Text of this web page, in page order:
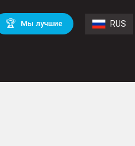
🏆 Мы лучшие RUS
BMW
Mercedes Benz